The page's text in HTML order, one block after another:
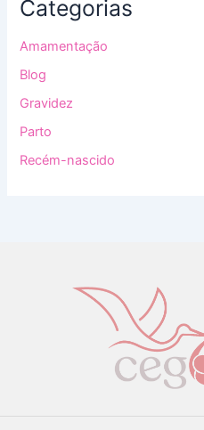
Categorias
Amamentação
Blog
Gravidez
Parto
Recém-nascido